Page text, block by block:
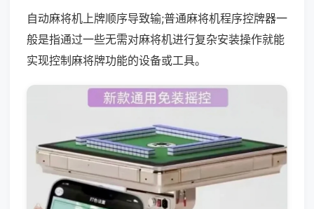
自动麻将机上牌顺序导致输;普通麻将机程序控牌器一
般是指通过一些无需对麻将机进行复杂安装操作就能
实现控制麻将牌功能的设备或工具。